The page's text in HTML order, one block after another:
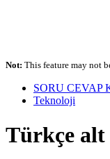
Not: This feature may not
SORU CEVAP
Teknoloji
Türkçe alt